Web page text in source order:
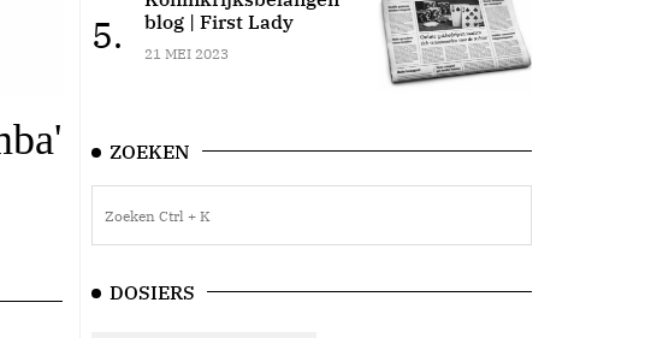
5.
blog | First Lady
21 MEI 2023
ZOEKEN
DOSIERS